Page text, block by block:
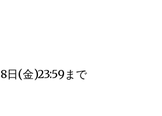
日(金)23:59まで